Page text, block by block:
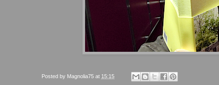
Posted by Magnolia75 at 15:15